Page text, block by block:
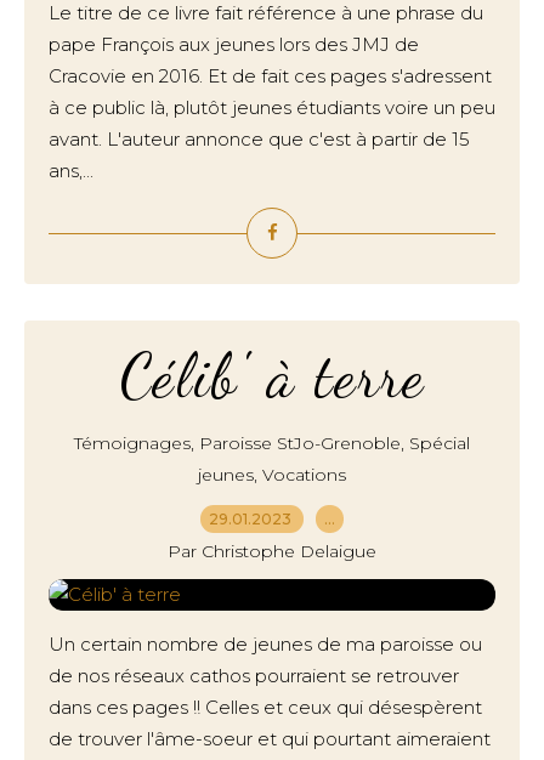
Le titre de ce livre fait référence à une phrase du
pape François aux jeunes lors des JMJ de
Cracovie en 2016. Et de fait ces pages s'adressent
à ce public là, plutôt jeunes étudiants voire un peu
avant. L'auteur annonce que c'est à partir de 15
ans,...
Célib' à terre
Témoignages, Paroisse StJo-Grenoble, Spécial
jeunes, Vocations
29.01.2023 …
Par Christophe Delaigue
Un certain nombre de jeunes de ma paroisse ou
de nos réseaux cathos pourraient se retrouver
dans ces pages !! Celles et ceux qui désespèrent
de trouver l'âme-soeur et qui pourtant aimeraient